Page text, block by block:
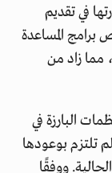
في تقديم
برامج المساعدة
مما زاد من
البارزة في
تلتزم بوعودها
ووفقًا